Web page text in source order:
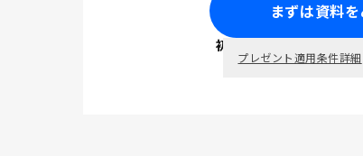
まずは資料
初回面談で ポ
プレゼント適用条件詳細